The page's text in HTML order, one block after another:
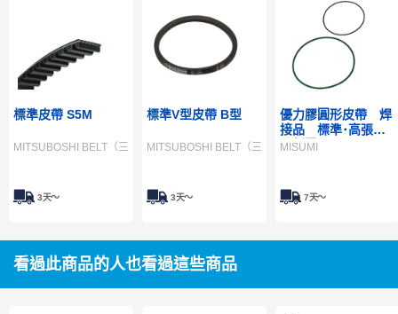
標準皮帶 S5M
MITSUBOSHI BELT（三星皮帶）
3天～
標準V型皮帶 B型
MITSUBOSHI BELT（三星皮帶）
3天～
優力膠圓形皮帶 焊
接品 標準･高張力･
防靜電
MISUMI
7天～
看過此商品的人也看過這些商品